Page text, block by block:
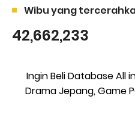
Wibu yang
42,662,233
Ingin Beli Database All
Drama Jepang, Game